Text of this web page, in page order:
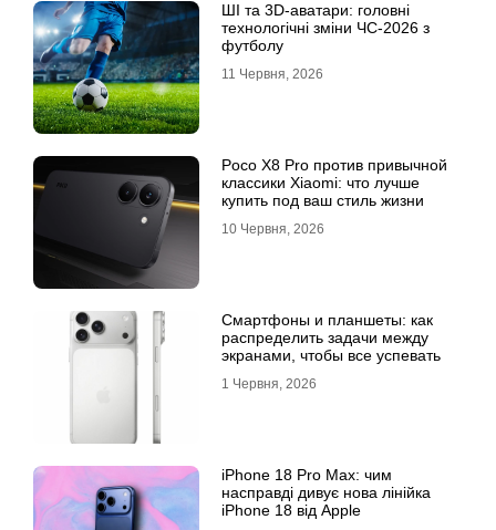
ШІ та 3D-аватари: головні
технологічні зміни ЧС-2026 з
футболу
11 Червня, 2026
Poco X8 Pro против привычной
классики Xiaomi: что лучше
купить под ваш стиль жизни
10 Червня, 2026
Смартфоны и планшеты: как
распределить задачи между
экранами, чтобы все успевать
1 Червня, 2026
iPhone 18 Pro Max: чим
насправді дивує нова лінійка
iPhone 18 від Apple